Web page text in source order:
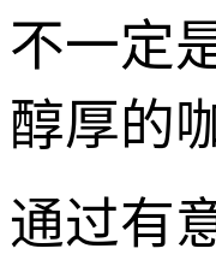
不一定
醇厚的
通过有